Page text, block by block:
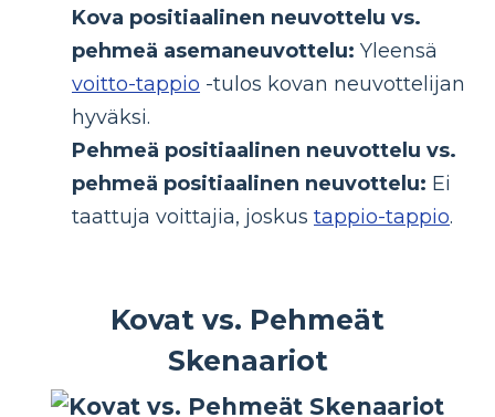
Kova positiaalinen neuvottelu vs.
pehmeä asemaneuvottelu: Yleensä
voitto-tappio -tulos kovan neuvottelijan
hyväksi.
Pehmeä positiaalinen neuvottelu vs.
pehmeä positiaalinen neuvottelu: Ei
taattuja voittajia, joskus tappio-tappio.
Kovat vs. Pehmeät
Skenaariot